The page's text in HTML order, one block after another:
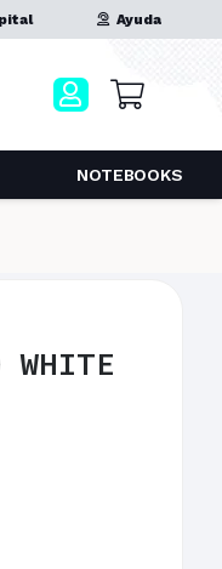
Ayuda
NOTEBOOKS
WHITE